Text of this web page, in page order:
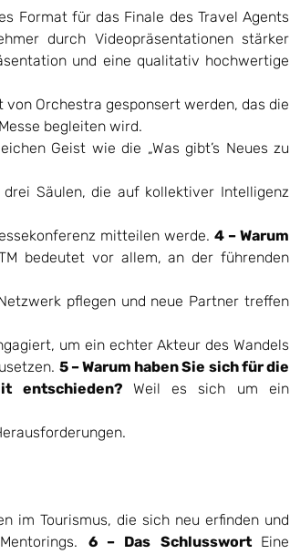
Format für das Finale des Travel Agents
durch Videopräsentationen stärker
und eine qualitativ hochwertige
Orchestra gesponsert werden, das die
begleiten wird.
Geist wie die „Was gibt’s Neues zu
Säulen, die auf kollektiver Intelligenz
mitteilen werde. 4 – Warum
bedeutet vor allem, an der führenden
pflegen und neue Partner treffen
um ein echter Akteur des Wandels
5 – Warum haben Sie sich für die
entschieden? Weil es sich um ein
im Tourismus, die sich neu erfinden und
6 – Das Schlusswort Eine